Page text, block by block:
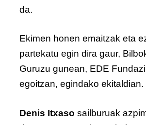
da.
Ekimen honen emaitzak eta
partekatu egin dira gaur,
Guruzu gunean, EDE
egoitzan, egindako ekitaldian.
Denis Itxaso sailburuak